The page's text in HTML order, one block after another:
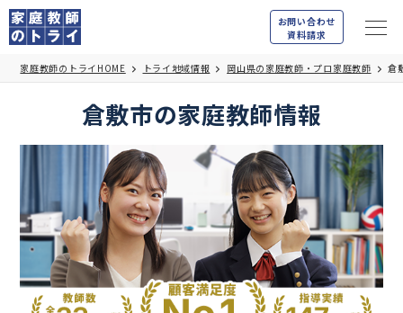
お問い合わせ
資料請求
家庭教師のトライHOME トライ地域情報 岡山県の家庭教師・プロ家庭教師 倉
倉敷市の家庭教師情報